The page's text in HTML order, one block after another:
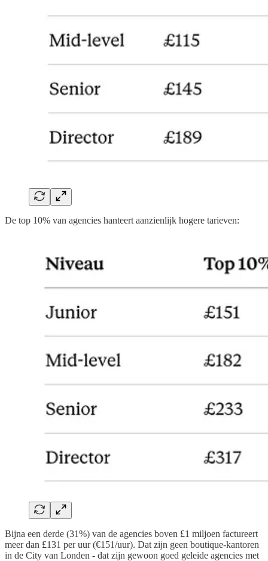
De top 10% van agencies hanteert aanzienlijk hogere tarieven:
Bijna een derde (31%) van de agencies boven £1 miljoen factureert
meer dan £131 per uur (€151/uur). Dat zijn geen boutique-kantoren
in de City van Londen - dat zijn gewoon goed geleide agencies met